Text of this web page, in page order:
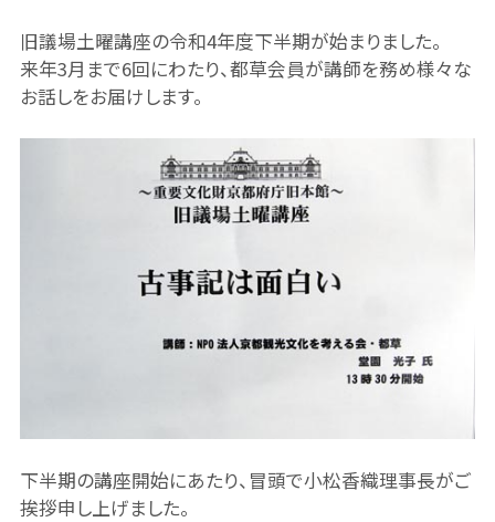
旧議場土曜講座の令和4年度下半期が始まりました。
来年3月まで6回にわたり、都草会員が講師を務め様々な
お話しをお届けします。
下半期の講座開始にあたり、冒頭で小松香織理事長がご
挨拶申し上げました。